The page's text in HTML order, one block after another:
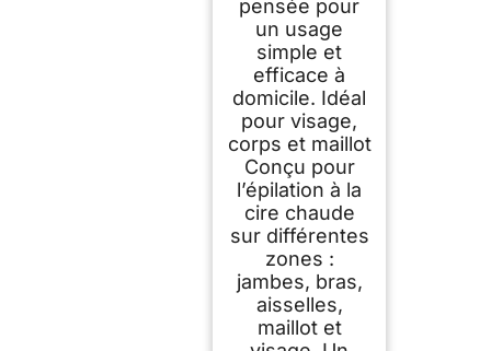
pensée pour
un usage
simple et
efficace à
domicile. Idéal
pour visage,
corps et maillot
Conçu pour
l’épilation à la
cire chaude
sur différentes
zones :
jambes, bras,
aisselles,
maillot et